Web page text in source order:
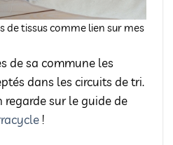
de tissus comme lien sur mes
de sa commune les
dans les circuits de tri.
regarde sur le guide de
!